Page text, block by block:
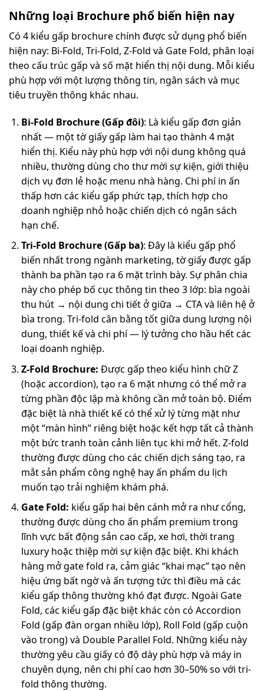
Những loại Brochure phổ biến hiện nay
Có 4 kiểu gấp brochure chính được sử dụng phổ biến
hiện nay: Bi-Fold, Tri-Fold, Z-Fold và Gate Fold, phân loại
theo cấu trúc gấp và số mặt hiển thị nội dung. Mỗi kiểu
phù hợp với một lượng thông tin, ngân sách và mục
tiêu truyền thông khác nhau.
Bi-Fold Brochure (Gấp đôi): Là kiểu gấp đơn giản
nhất — một tờ giấy gấp làm hai tạo thành 4 mặt
hiển thị. Kiểu này phù hợp với nội dung không quá
nhiều, thường dùng cho thư mời sự kiện, giới thiệu
dịch vụ đơn lẻ hoặc menu nhà hàng. Chi phí in ấn
thấp hơn các kiểu gấp phức tạp, thích hợp cho
doanh nghiệp nhỏ hoặc chiến dịch có ngân sách
hạn chế.
Tri-Fold Brochure (Gấp ba): Đây là kiểu gấp phổ
biến nhất trong ngành marketing, tờ giấy được gấp
thành ba phần tạo ra 6 mặt trình bày. Sự phân chia
này cho phép bố cục thông tin theo 3 lớp: bìa ngoài
thu hút → nội dung chi tiết ở giữa → CTA và liên hệ ở
bìa trong. Tri-fold cân bằng tốt giữa dung lượng nội
dung, thiết kế và chi phí — lý tưởng cho hầu hết các
loại doanh nghiệp.
Z-Fold Brochure: Được gấp theo kiểu hình chữ Z
(hoặc accordion), tạo ra 6 mặt nhưng có thể mở ra
từng phần độc lập mà không cần mở toàn bộ. Điểm
đặc biệt là nhà thiết kế có thể xử lý từng mặt như
một “màn hình” riêng biệt hoặc kết hợp tất cả thành
một bức tranh toàn cảnh liên tục khi mở hết. Z-fold
thường được dùng cho các chiến dịch sáng tạo, ra
mắt sản phẩm công nghệ hay ấn phẩm du lịch
muốn tạo trải nghiệm khám phá.
Gate Fold: kiểu gấp hai bên cánh mở ra như cổng,
thường được dùng cho ấn phẩm premium trong
lĩnh vực bất động sản cao cấp, xe hơi, thời trang
luxury hoặc thiệp mời sự kiện đặc biệt. Khi khách
hàng mở gate fold ra, cảm giác “khai mạc” tạo nên
hiệu ứng bất ngờ và ấn tượng tức thì điều mà các
kiểu gấp thông thường khó đạt được. Ngoài Gate
Fold, các kiểu gấp đặc biệt khác còn có Accordion
Fold (gấp đàn organ nhiều lớp), Roll Fold (gấp cuộn
vào trong) và Double Parallel Fold. Những kiểu này
thường yêu cầu giấy có độ dày phù hợp và máy in
chuyên dụng, nên chi phí cao hơn 30–50% so với tri-
fold thông thường.